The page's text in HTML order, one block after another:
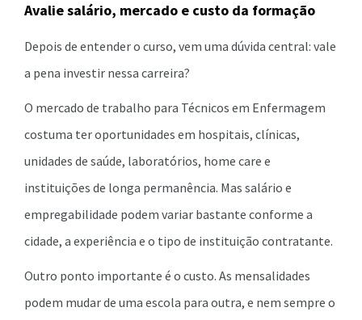
Avalie salário, mercado e custo da formação
Depois de entender o curso, vem uma dúvida central: vale
a pena investir nessa carreira?
O mercado de trabalho para Técnicos em Enfermagem
costuma ter oportunidades em hospitais, clínicas,
unidades de saúde, laboratórios, home care e
instituições de longa permanência. Mas salário e
empregabilidade podem variar bastante conforme a
cidade, a experiência e o tipo de instituição contratante.
Outro ponto importante é o custo. As mensalidades
podem mudar de uma escola para outra, e nem sempre o